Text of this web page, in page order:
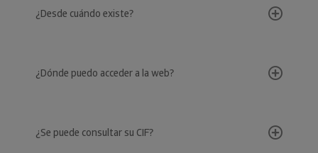
¿Desde cuándo existe?
¿Dónde puedo acceder a la web?
¿Se puede consultar su CIF?